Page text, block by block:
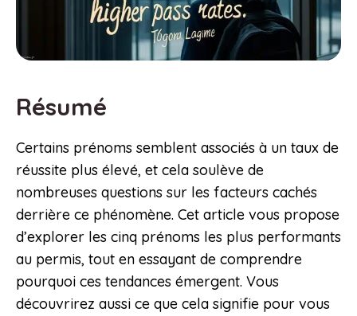
Résumé
Certains prénoms semblent associés à un taux de
réussite plus élevé, et cela soulève de
nombreuses questions sur les facteurs cachés
derrière ce phénomène. Cet article vous propose
d’explorer les cinq prénoms les plus performants
au permis, tout en essayant de comprendre
pourquoi ces tendances émergent. Vous
découvrirez aussi ce que cela signifie pour vous